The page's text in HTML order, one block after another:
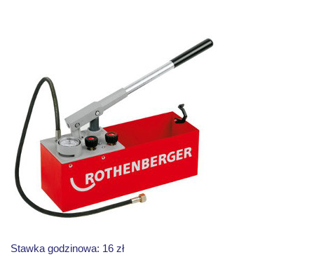
Stawka godzinowa: 16 zł